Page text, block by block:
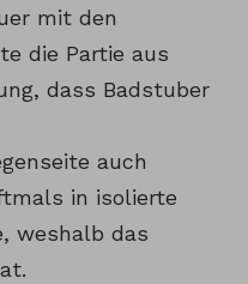
mit den
die Partie aus
dass Badstuber
auch
in isolierte
weshalb das